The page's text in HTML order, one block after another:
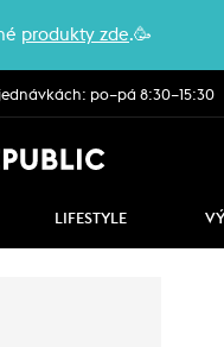
produkty zde.🥳
po–pá 8:30–15:30
LIFESTYLE